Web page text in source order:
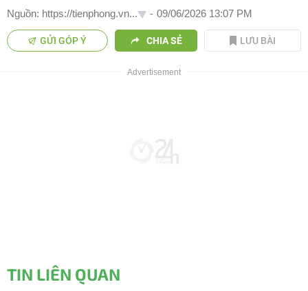
Nguồn: https://tienphong.vn... - 09/06/2026 13:07 PM
GỬI GÓP Ý CHIA SẺ LƯU BÀI
TIN LIÊN QUAN